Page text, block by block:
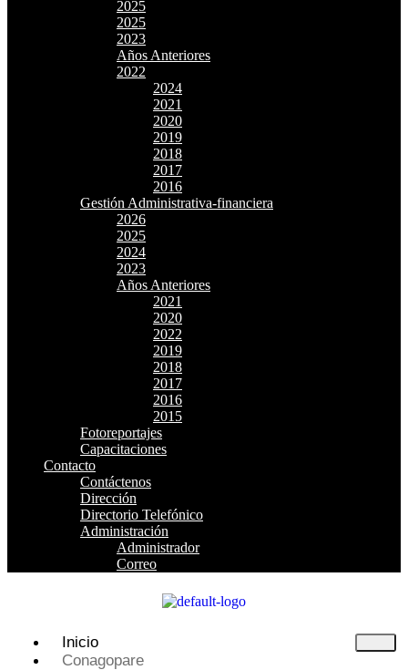
2025
2025
2023
Años Anteriores
2022
2024
2021
2020
2019
2018
2017
2016
Gestión Administrativa-financiera
2026
2025
2024
2023
Años Anteriores
2021
2020
2022
2019
2018
2017
2016
2015
Fotoreportajes
Capacitaciones
Contacto
Contáctenos
Dirección
Directorio Telefónico
Administración
Administrador
Correo
Inicio
Conagopare